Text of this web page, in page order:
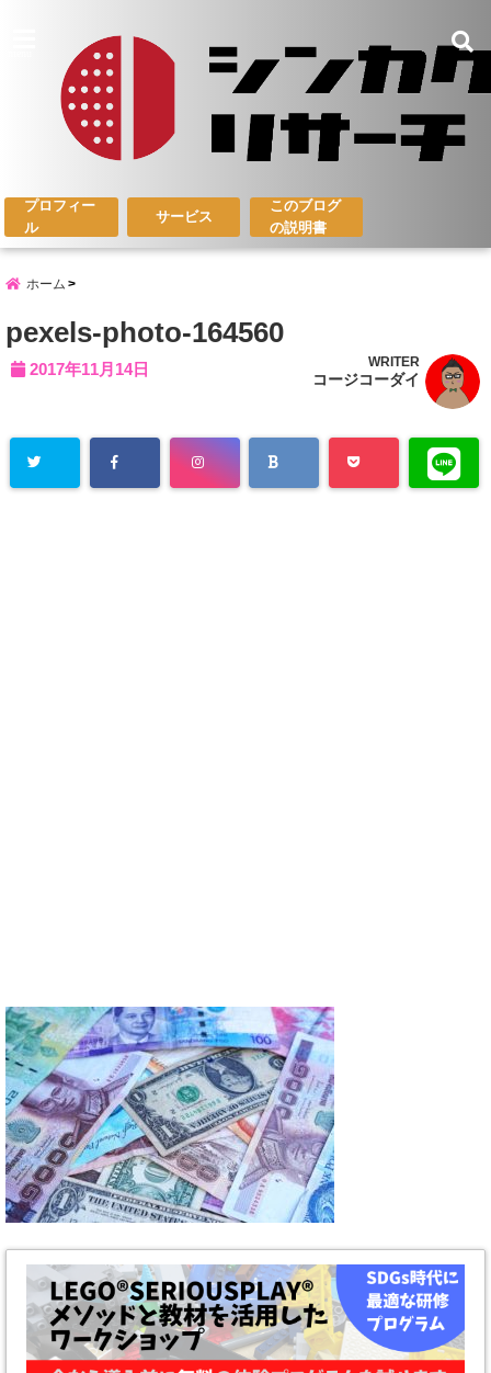
プロフィー
ル
サービス
このブログ
の説明書
ホーム
pexels-photo-164560
2017年11月14日 WRITER
コージコーダイ